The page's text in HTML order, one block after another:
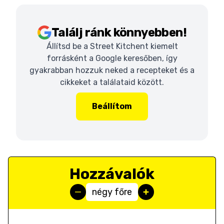
Találj ránk könnyebben!
Állítsd be a Street Kitchent kiemelt
forrásként a Google keresőben, így
gyakrabban hozzuk neked a recepteket és a
cikkeket a találataid között.
Beállítom
Hozzávalók
négy főre